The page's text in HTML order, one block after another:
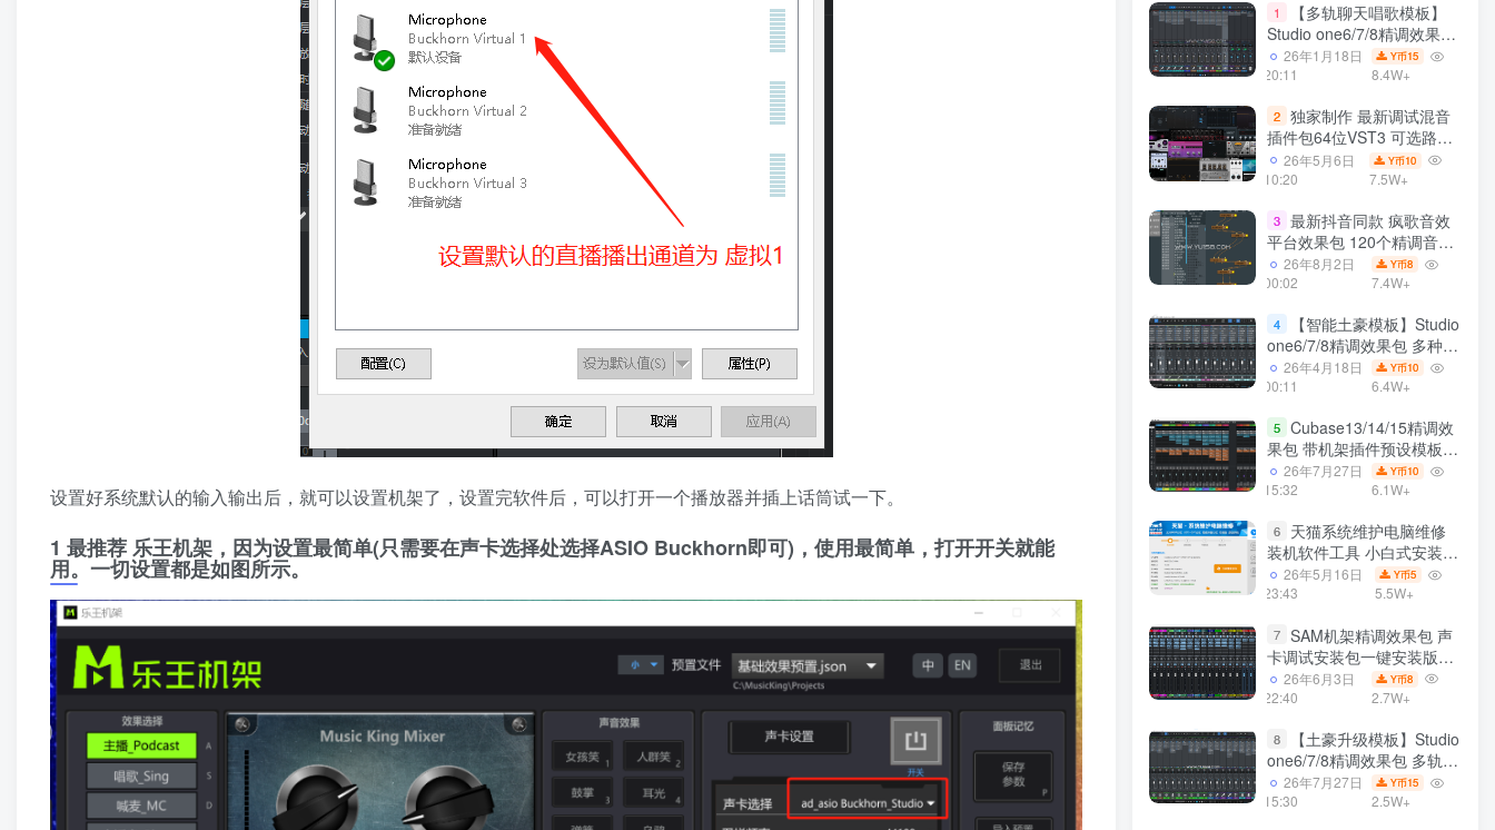
设置好系统默认的输入输出后，就可以设置机架了，设置完软件后，可以打开一个播放器并插上话筒试一下。
1 最推荐 乐王机架，因为设置最简单(只需要在声卡选择处选择ASIO Buckhorn即可)，使用最简单，打开开关就能
用。一切设置都是如图所示。
1
【多轨聊天唱歌模板】
Studio one6/7/8精调效果包
多种效果模式 声卡调试好直
播预设模板
26年1月18日
20:11
Y币15
8.4W+
2 独家制作 最新调试混音
插件包64位VST3 可选路径
一键安装550个效果器合集
v3.0 WiN 支持定制
26年5月6日
10:20
Y币10
7.5W+
3 最新抖音同款 疯歌音效
平台效果包 120个精调音效
包+软件自带170个音效
+600个插件 带安装教程全
26年8月2日
00:02
Y币8
7.4W+
4
【智能土豪模板】Studio
one6/7/8精调效果包 多种效
果模式可选 声卡调试好预设
带插件全套文件
26年4月18日
00:11
Y币10
6.4W+
5 Cubase13/14/15精调效
果包 带机架插件预设模板
声卡调试好效果工程文件
26年7月27日
15:32
Y币10
6.1W+
6
天猫系统维护电脑维修
装机软件工具 小白式安装
完全一键安装系统 电脑系统
装机软件 一键重装系统
26年5月16日
23:43
Y币5
5.5W+
7 SAM机架精调效果包 声
卡调试安装包一键安装版模
板 带插件预设效果文件
26年6月3日
22:40
Y币8
2.7W+
8
【土豪升级模板】Studio
one6/7/8精调效果包 多轨道
效果模式可选 声卡调试好预
设模板 带插件全套文件
26年7月27日
15:30
Y币15
2.5W+